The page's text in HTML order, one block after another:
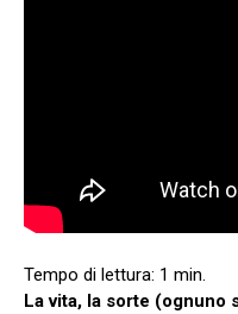
La vita, la sorte